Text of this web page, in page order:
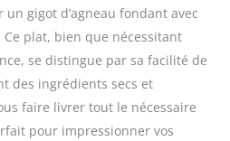
un gigot d’agneau fondant avec
plat, bien que nécessitant
se distingue par sa facilité de
des ingrédients secs et
faire livrer tout le nécessaire
pour impressionner vos